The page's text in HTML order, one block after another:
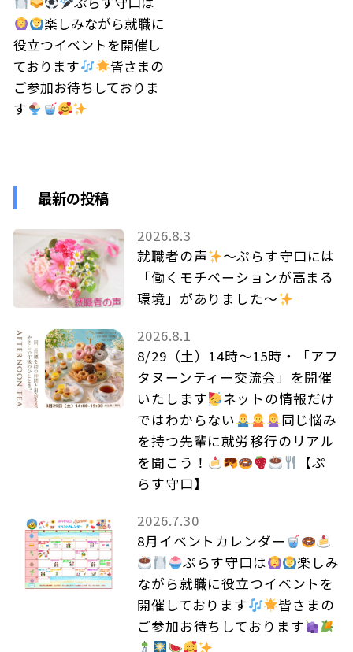
楽しみながら就職に
役立つイベントを開催し
ております
皆さまの
ご参加お待ちしておりま
す
最新の投稿
2026.8.3
就職者の声
～ぷらす守口には
「働くモチベーションが高まる
環境」がありました～
2026.8.1
8/29（土）14時～15時・「アフ
タヌーンティー交流会」を開催
いたします
ネットの情報だけ
ではわからない
同じ悩み
を持つ先輩に就労移行のリアル
を聞こう！
【ぷ
らす守口】
2026.7.30
8月イベントカレンダー
ぷらす守口は
楽しみ
ながら就職に役立つイベントを
開催しております
皆さまの
ご参加お待ちしております